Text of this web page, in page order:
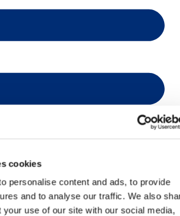
cookies
personalise content and ads, to provide
and to analyse our traffic. We also
your use of our site with our social media,